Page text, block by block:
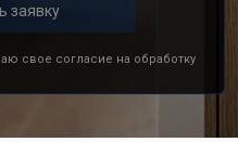
заявку
свое согласие на обработку